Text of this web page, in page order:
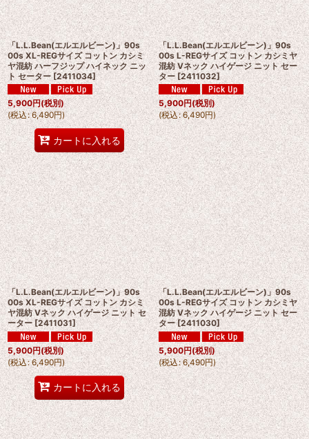
「L.L.Bean(エルエルビーン)」90s
00s XL-REGサイズ コットン カシミ
ヤ混紡 ハーフジップ ハイネック ニッ
ト セーター [2411034]
5,900円(税別)
(税込: 6,490円)
カートに入れる
「L.L.Bean(エルエルビーン)」90s
00s L-REGサイズ コットン カシミヤ
混紡 Vネック ハイゲージ ニット セー
ター [2411032]
5,900円(税別)
(税込: 6,490円)
「L.L.Bean(エルエルビーン)」90s
00s XL-REGサイズ コットン カシミ
ヤ混紡 Vネック ハイゲージ ニット セ
ーター [2411031]
5,900円(税別)
(税込: 6,490円)
カートに入れる
「L.L.Bean(エルエルビーン)」90s
00s L-REGサイズ コットン カシミヤ
混紡 Vネック ハイゲージ ニット セー
ター [2411030]
5,900円(税別)
(税込: 6,490円)